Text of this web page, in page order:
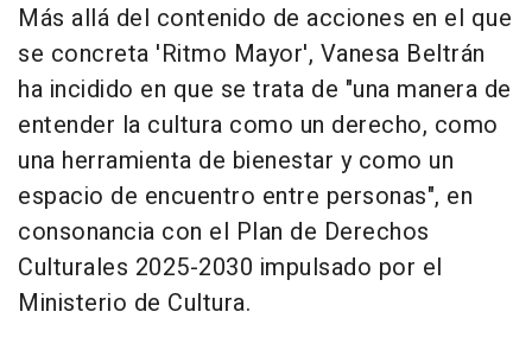
Más allá del contenido de acciones en el que
se concreta 'Ritmo Mayor', Vanesa Beltrán
ha incidido en que se trata de "una manera de
entender la cultura como un derecho, como
una herramienta de bienestar y como un
espacio de encuentro entre personas", en
consonancia con el Plan de Derechos
Culturales 2025-2030 impulsado por el
Ministerio de Cultura.